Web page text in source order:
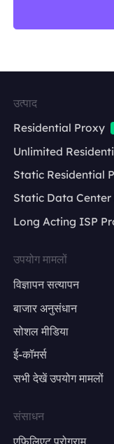
उत्पाद
Residential Proxy
Unlimited
Static Residential
Static Data Center
Long Acting ISP
उपयोग मामलों
विज्ञापन सत्यापन
बाजार अनुसंधान
सोशल मीडिया
ई-कॉमर्स
सभी देखें उपयोग मामलों
संसाधन